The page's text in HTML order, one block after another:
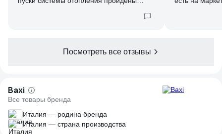
Посмотреть все отзывы
Baxi
Все товары бренда
Италия — родина бренда
Италия — страна производства